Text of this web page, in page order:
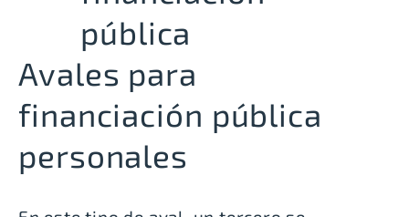
Avales para
financiación pública
personales